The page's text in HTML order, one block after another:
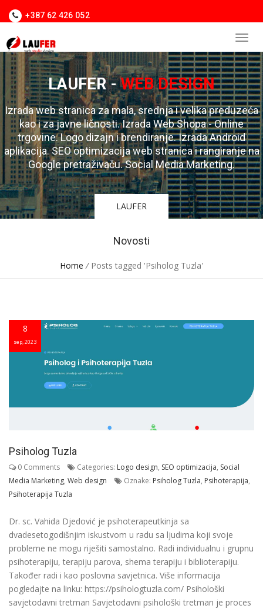
+387 62 426 052
LAUFER -WEB DESIGN
Izrada web stranica za mala, srednja i velika preduzeća
kao i za javne ličnosti. Izrada Web Shopa - Online
trgovine. Logo dizajn i brendiranje. Izrada Android
aplikacija. SEO optimizacija web stranica i rangiranje na
Google pretraživaču. Social Media Marketing.
LAUFER
Novosti
Home /Posts tagged 'Psiholog Tuzla'
8
sep, 2023
Psiholog Tuzla
0 Comments Categories: Logo design, SEO optimizacija, Social
Media Marketing, Web design Oznake: Psiholog Tuzla, Psihoterapija,
Psihoterapija Tuzla
Dr. sc. Vahida Djedović je psihoterapeutkinja sa
dvadesetogodišnjim iskustvom u radu sa ljudima koji svoje
probleme ne mogu riješiti samostalno. Radi individualnu i grupnu
psihoterapiju, terapiju parova, shema terapiju i biblioterapiju.
Također radi i kao poslovna savjetnica. Više informacija
pogledajte na linku: https://psihologtuzla.com/ Psihološki
savjetodavni tretman Savjetodavni psihološki tretman je proces